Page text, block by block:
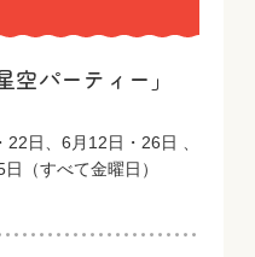
パーティー」
日、6月12日・26日 、
（すべて金曜日）